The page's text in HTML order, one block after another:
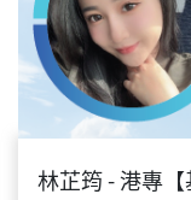
林芷筠 - 港專